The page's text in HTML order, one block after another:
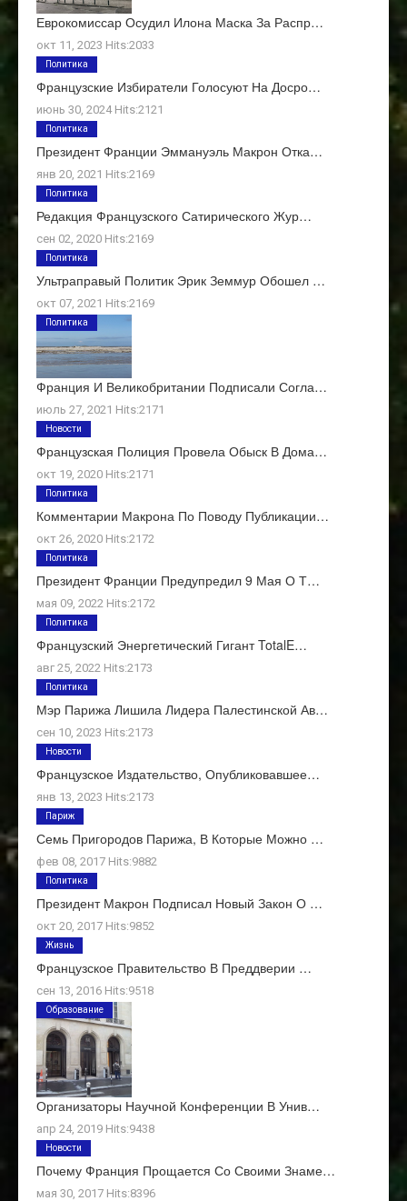
Еврокомиссар Осудил Илона Маска За Распр…
окт 11, 2023 Hits:2033
Французские Избиратели Голосуют На Досро…
июнь 30, 2024 Hits:2121
Политика
Президент Франции Эммануэль Макрон Отка…
янв 20, 2021 Hits:2169
Политика
Редакция Французского Сатирического Жур…
сен 02, 2020 Hits:2169
Политика
Ультраправый Политик Эрик Земмур Обошел …
окт 07, 2021 Hits:2169
Политика
Франция И Великобритании Подписали Согла…
июль 27, 2021 Hits:2171
Политика
Французская Полиция Провела Обыск В Дома…
окт 19, 2020 Hits:2171
Новости
Комментарии Макрона По Поводу Публикации…
окт 26, 2020 Hits:2172
Политика
Президент Франции Предупредил 9 Мая О Т…
мая 09, 2022 Hits:2172
Политика
Французский Энергетический Гигант TotalE…
авг 25, 2022 Hits:2173
Политика
Мэр Парижа Лишила Лидера Палестинской Ав…
сен 10, 2023 Hits:2173
Политика
Французское Издательство, Опубликовавшее…
янв 13, 2023 Hits:2173
Новости
Семь Пригородов Парижа, В Которые Можно …
фев 08, 2017 Hits:9882
Париж
Президент Макрон Подписал Новый Закон О …
окт 20, 2017 Hits:9852
Политика
Французское Правительство В Преддверии …
сен 13, 2016 Hits:9518
Жизнь
Организаторы Научной Конференции В Унив…
апр 24, 2019 Hits:9438
Образование
Почему Франция Прощается Со Своими Знаме…
мая 30, 2017 Hits:8396
Новости